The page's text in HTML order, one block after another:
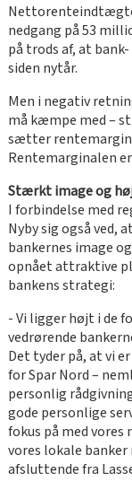
nedgang på 53
på trods af, at
siden nytår.
Men i negativ
må kæmpe med –
sætter
Rentemarginalen
Stærkt image og
I forbindelse med
Nyby sig også ved,
bankernes image
opnået attraktive
bankens strategi:
- Vi ligger højt i de
vedrørende
Det tyder på, at vi
for Spar Nord –
personlig
gode personlige
fokus på med
vores lokale
afsluttende fra